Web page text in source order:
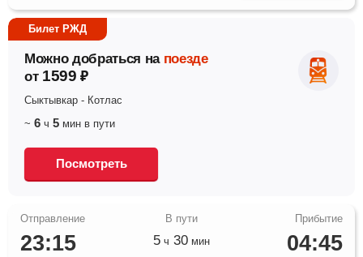
Билет РЖД
Можно добраться на поезде
от 1599 ₽
Сыктывкар - Котлас
~ 6 ч 5 мин в пути
Посмотреть
23:15 04:45
5 ч 30 мин